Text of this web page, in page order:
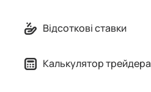
Відсоткові ставки
Калькулятор трейдера